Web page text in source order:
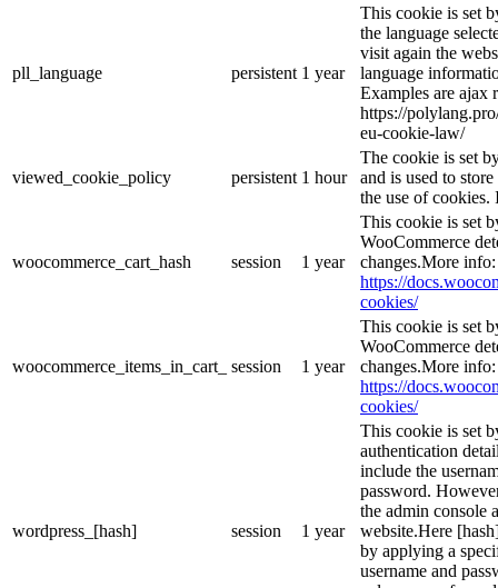
pll_language persistent 1 year
This cookie is set
the language
visit again the
language
Examples are ajax
https://
eu-cookie-law/
viewed_cookie_policy persistent 1 hour
The cookie is set
and is used to
the use of cookies.
woocommerce_cart_hash session 1 year
This cookie is set
WooCommerce
changes.More info:
https://
cookies/
woocommerce_items_in_cart_ session 1 year
This cookie is set
WooCommerce
changes.More info:
https://
cookies/
wordpress_[hash] session 1 year
This cookie is set
authentication
include the
password.
the admin console
website.Here
by applying a
username and